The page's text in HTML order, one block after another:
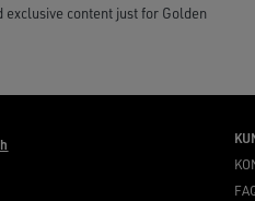
content just for Golden